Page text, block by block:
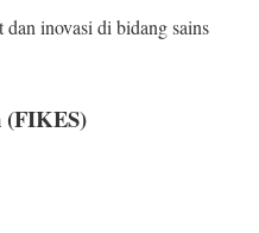
inovasi di bidang sains
(FIKES)